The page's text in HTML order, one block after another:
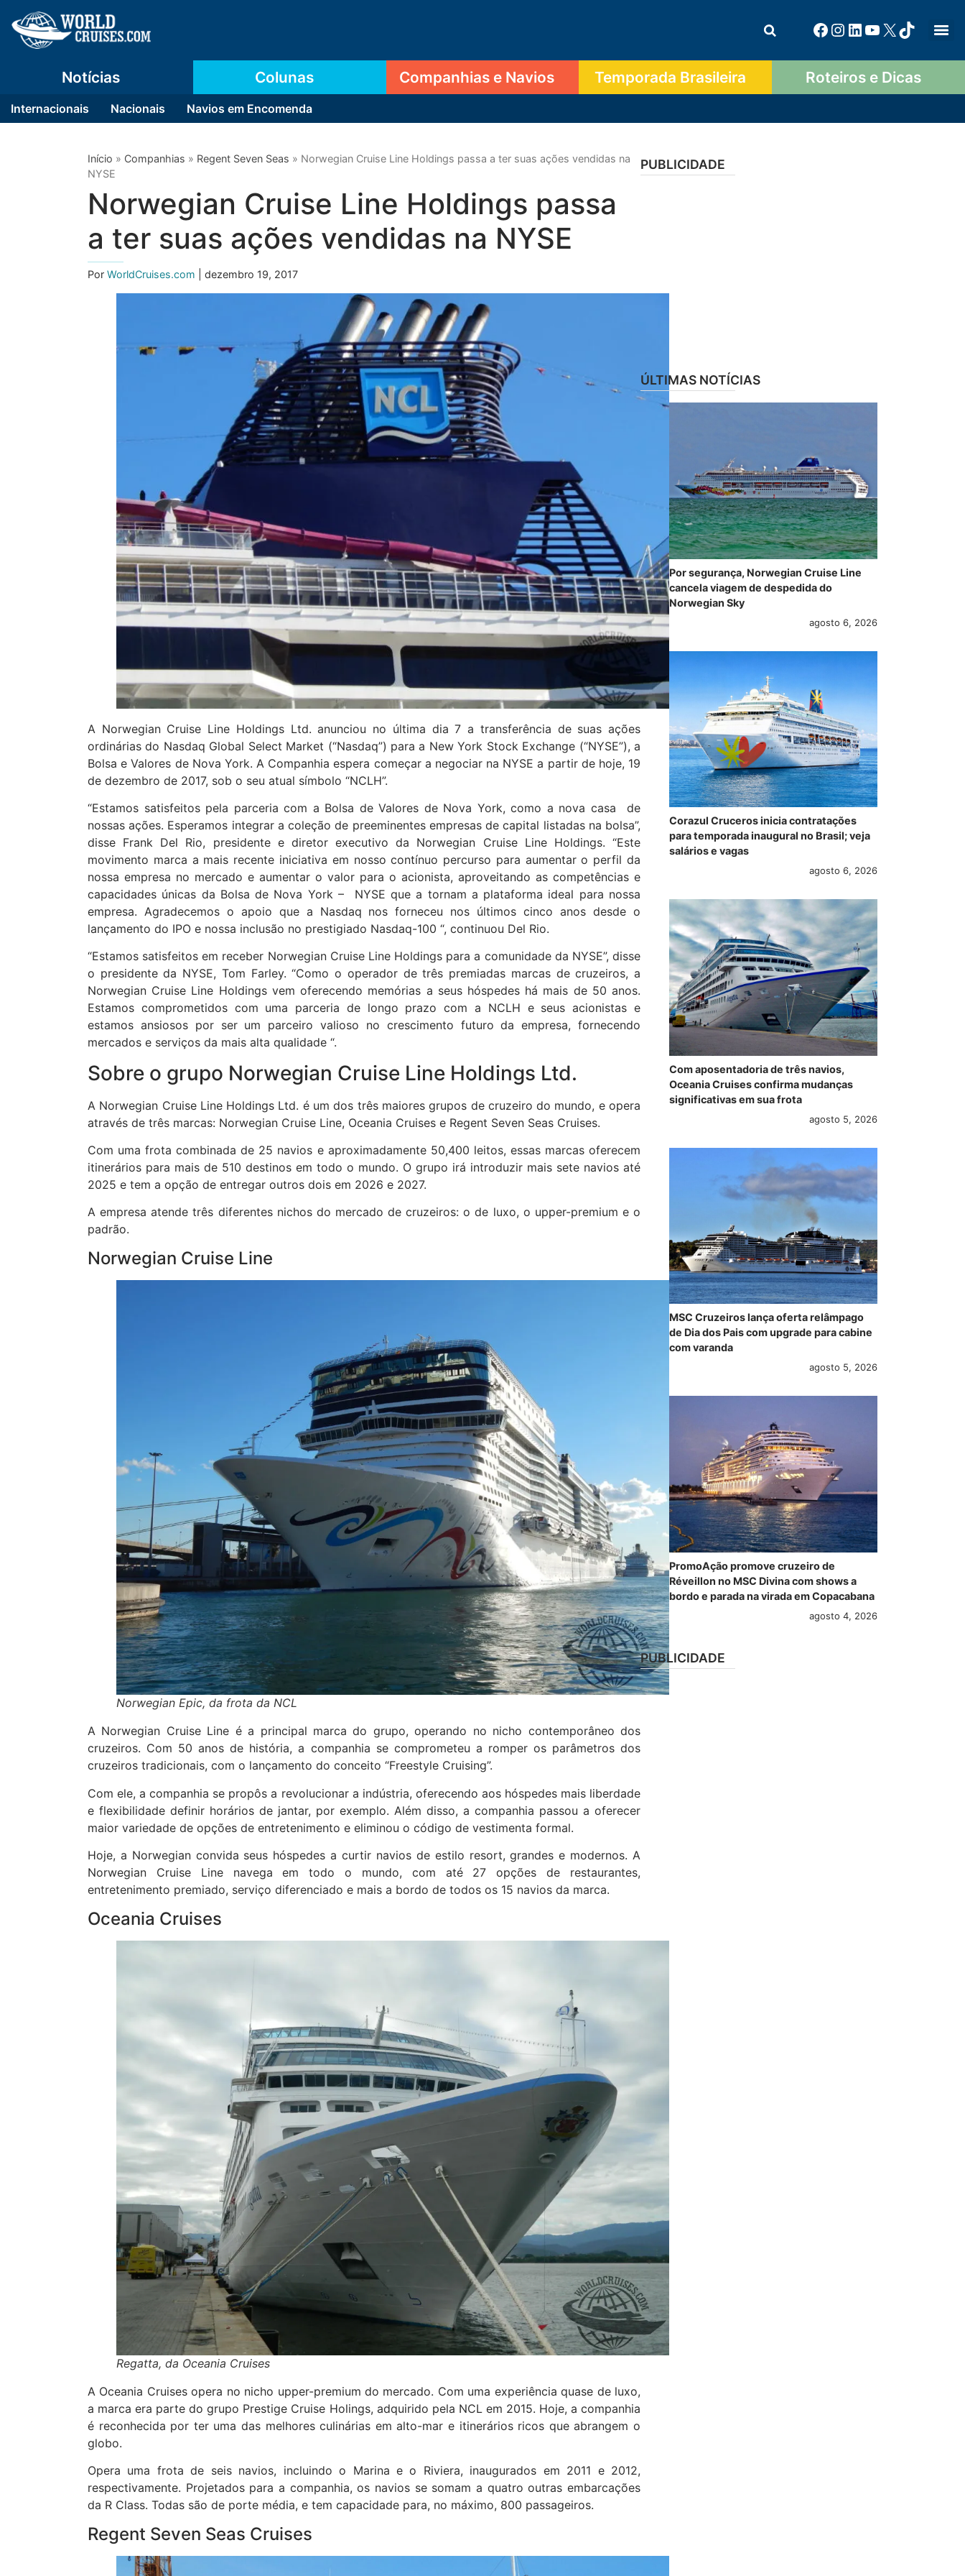
Notícias
Internacionais Nacionais Navios em Encomenda
Colunas Companhias e Navios Temporada Brasileira Roteiros e Dicas
Início » Companhias » Regent Seven Seas » Norwegian Cruise Line Holdings passa a ter suas ações vendidas na
NYSE
Norwegian Cruise Line Holdings passa
a ter suas ações vendidas na NYSE
Por WorldCruises.com | dezembro 19, 2017
A Norwegian Cruise Line Holdings Ltd. anunciou no última dia 7 a transferência de suas ações
ordinárias do Nasdaq Global Select Market (“Nasdaq”) para a New York Stock Exchange (“NYSE”), a
Bolsa e Valores de Nova York. A Companhia espera começar a negociar na NYSE a partir de hoje, 19
de dezembro de 2017, sob o seu atual símbolo “NCLH”.
“Estamos satisfeitos pela parceria com a Bolsa de Valores de Nova York, como a nova casa de
nossas ações. Esperamos integrar a coleção de preeminentes empresas de capital listadas na bolsa”,
disse Frank Del Rio, presidente e diretor executivo da Norwegian Cruise Line Holdings. “Este
movimento marca a mais recente iniciativa em nosso contínuo percurso para aumentar o perfil da
nossa empresa no mercado e aumentar o valor para o acionista, aproveitando as competências e
capacidades únicas da Bolsa de Nova York – NYSE que a tornam a plataforma ideal para nossa
empresa. Agradecemos o apoio que a Nasdaq nos forneceu nos últimos cinco anos desde o
lançamento do IPO e nossa inclusão no prestigiado Nasdaq-100 “, continuou Del Rio.
“Estamos satisfeitos em receber Norwegian Cruise Line Holdings para a comunidade da NYSE”, disse
o presidente da NYSE, Tom Farley. “Como o operador de três premiadas marcas de cruzeiros, a
Norwegian Cruise Line Holdings vem oferecendo memórias a seus hóspedes há mais de 50 anos.
Estamos comprometidos com uma parceria de longo prazo com a NCLH e seus acionistas e
estamos ansiosos por ser um parceiro valioso no crescimento futuro da empresa, fornecendo
mercados e serviços da mais alta qualidade “.
Sobre o grupo Norwegian Cruise Line Holdings Ltd.
A Norwegian Cruise Line Holdings Ltd. é um dos três maiores grupos de cruzeiro do mundo, e opera
através de três marcas: Norwegian Cruise Line, Oceania Cruises e Regent Seven Seas Cruises.
Com uma frota combinada de 25 navios e aproximadamente 50,400 leitos, essas marcas oferecem
itinerários para mais de 510 destinos em todo o mundo. O grupo irá introduzir mais sete navios até
2025 e tem a opção de entregar outros dois em 2026 e 2027.
A empresa atende três diferentes nichos do mercado de cruzeiros: o de luxo, o upper-premium e o
padrão.
Norwegian Cruise Line
Norwegian Epic, da frota da NCL
A Norwegian Cruise Line é a principal marca do grupo, operando no nicho contemporâneo dos
cruzeiros. Com 50 anos de história, a companhia se comprometeu a romper os parâmetros dos
cruzeiros tradicionais, com o lançamento do conceito “Freestyle Cruising”.
Com ele, a companhia se propôs a revolucionar a indústria, oferecendo aos hóspedes mais liberdade
e flexibilidade definir horários de jantar, por exemplo. Além disso, a companhia passou a oferecer
maior variedade de opções de entretenimento e eliminou o código de vestimenta formal.
Hoje, a Norwegian convida seus hóspedes a curtir navios de estilo resort, grandes e modernos. A
Norwegian Cruise Line navega em todo o mundo, com até 27 opções de restaurantes,
entretenimento premiado, serviço diferenciado e mais a bordo de todos os 15 navios da marca.
Oceania Cruises
Regatta, da Oceania Cruises
A Oceania Cruises opera no nicho upper-premium do mercado. Com uma experiência quase de luxo,
a marca era parte do grupo Prestige Cruise Holings, adquirido pela NCL em 2015. Hoje, a companhia
é reconhecida por ter uma das melhores culinárias em alto-mar e itinerários ricos que abrangem o
globo.
Opera uma frota de seis navios, incluindo o Marina e o Riviera, inaugurados em 2011 e 2012,
respectivamente. Projetados para a companhia, os navios se somam a quatro outras embarcações
da R Class. Todas são de porte média, e tem capacidade para, no máximo, 800 passageiros.
Regent Seven Seas Cruises
PUBLICIDADE
ÚLTIMAS NOTÍCIAS
Por segurança, Norwegian Cruise Line
cancela viagem de despedida do
Norwegian Sky
agosto 6, 2026
Corazul Cruceros inicia contratações
para temporada inaugural no Brasil; veja
salários e vagas
agosto 6, 2026
Com aposentadoria de três navios,
Oceania Cruises confirma mudanças
significativas em sua frota
agosto 5, 2026
MSC Cruzeiros lança oferta relâmpago
de Dia dos Pais com upgrade para cabine
com varanda
agosto 5, 2026
PromoAção promove cruzeiro de
Réveillon no MSC Divina com shows a
bordo e parada na virada em Copacabana
agosto 4, 2026
PUBLICIDADE